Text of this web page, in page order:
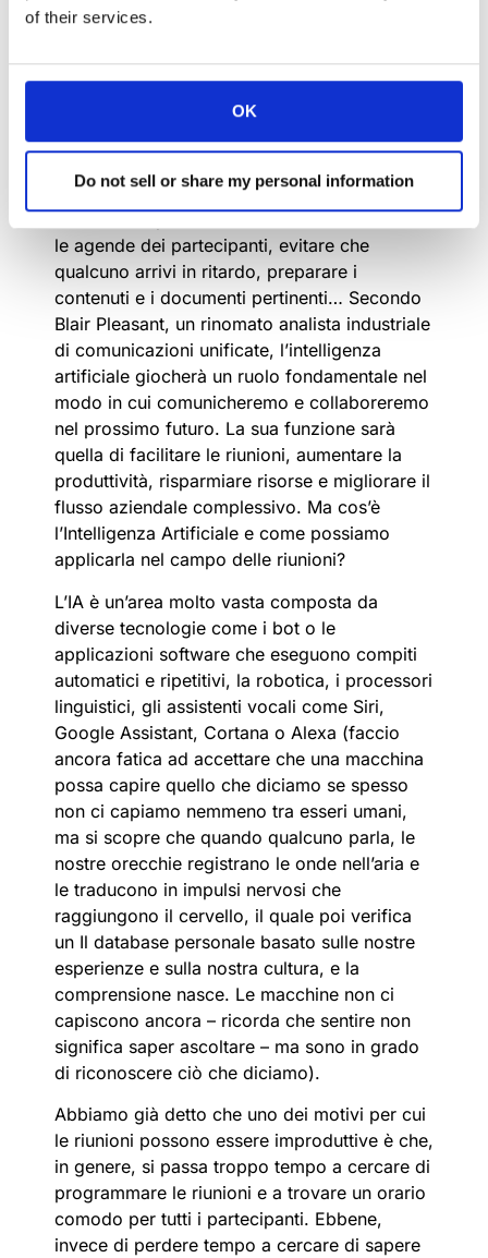
of their services.
OK
Do not sell or share my personal information
riunioni e sulle conferenze?
Secondo recenti studi, la maggior parte dei
dipendenti partecipa in media a più di 60
riunioni annuali, mentre i dirigenti dedicano
alle riunioni tra il 40% e il 50% del loro
l’irrimediabile perdita di tempo che tali
riunioni comportano: non è facile coordinare
le agende dei partecipanti, evitare che
qualcuno arrivi in ritardo, preparare i
contenuti e i documenti pertinenti… Secondo
Blair Pleasant, un rinomato analista industriale
di comunicazioni unificate, l’intelligenza
artificiale giocherà un ruolo fondamentale nel
modo in cui comunicheremo e collaboreremo
nel prossimo futuro. La sua funzione sarà
quella di facilitare le riunioni, aumentare la
produttività, risparmiare risorse e migliorare il
flusso aziendale complessivo. Ma cos’è
l’Intelligenza Artificiale e come possiamo
applicarla nel campo delle riunioni?
L’IA è un’area molto vasta composta da
diverse tecnologie come i bot o le
applicazioni software che eseguono compiti
automatici e ripetitivi, la robotica, i processori
linguistici, gli assistenti vocali come Siri,
Google Assistant, Cortana o Alexa (faccio
ancora fatica ad accettare che una macchina
possa capire quello che diciamo se spesso
non ci capiamo nemmeno tra esseri umani,
ma si scopre che quando qualcuno parla, le
nostre orecchie registrano le onde nell’aria e
le traducono in impulsi nervosi che
raggiungono il cervello, il quale poi verifica
un Il database personale basato sulle nostre
esperienze e sulla nostra cultura, e la
comprensione nasce. Le macchine non ci
capiscono ancora – ricorda che sentire non
significa saper ascoltare – ma sono in grado
di riconoscere ciò che diciamo).
Abbiamo già detto che uno dei motivi per cui
le riunioni possono essere improduttive è che,
in genere, si passa troppo tempo a cercare di
programmare le riunioni e a trovare un orario
comodo per tutti i partecipanti. Ebbene,
invece di perdere tempo a cercare di sapere